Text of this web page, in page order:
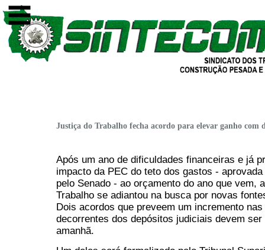
Justiça do Trabalho fecha acordo para elevar ganho com